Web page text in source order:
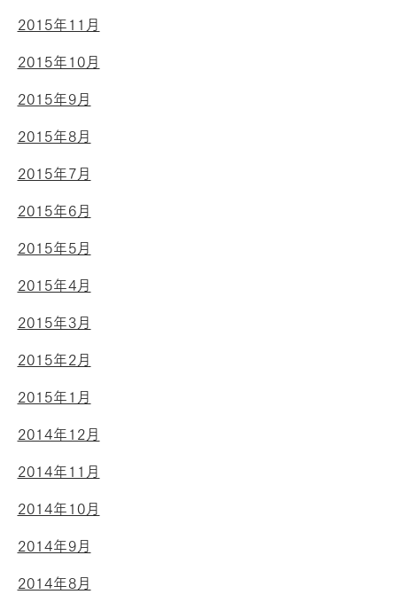
2015年11月
2015年10月
2015年9月
2015年8月
2015年7月
2015年6月
2015年5月
2015年4月
2015年3月
2015年2月
2015年1月
2014年12月
2014年11月
2014年10月
2014年9月
2014年8月